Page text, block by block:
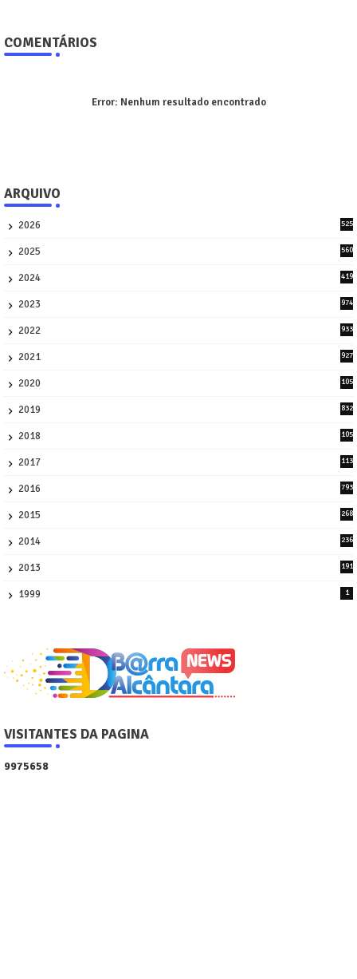
COMENTÁRIOS
Error: Nenhum resultado encontrado
ARQUIVO
2026
525
2025
560
2024
419
2023
974
2022
933
2021
927
2020
105
2019
832
2018
105
2017
113
2016
793
2015
268
2014
236
2013
191
1999 1
VISITANTES DA PAGINA
9975658